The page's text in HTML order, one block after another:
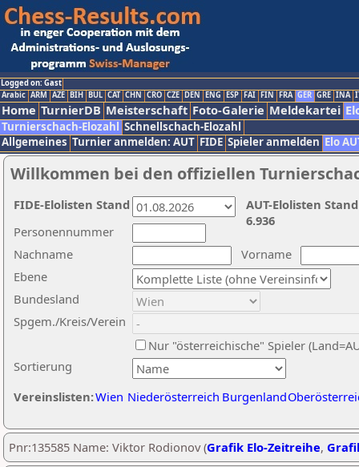
Logged on: Gast
Arabic ARM AZE BIH BUL CAT CHN CRO CZE DEN ENG ESP FAI FIN FRA GER GRE INA
Home TurnierDB Meisterschaft Foto-Galerie Meldekartei
Turnierschach-Elozahl Schnellschach-Elozahl
Allgemeines Turnier anmelden: AUT FIDE Spieler anmelden Elo
Willkommen bei den offiziellen
Nachname
Vorname
Ebene
Sortierung
Personennummer
Bundesland
Spgem./Kreis/Verein
Nur "österreichische" Spieler
Vereinslisten:Wien Niederösterreich Burgenland
AUT-Elolisten
6.936
FIDE-Elolisten Stand
Pnr:135585 Name: Viktor Rodionov (Grafik Elo-Zeitreihe,